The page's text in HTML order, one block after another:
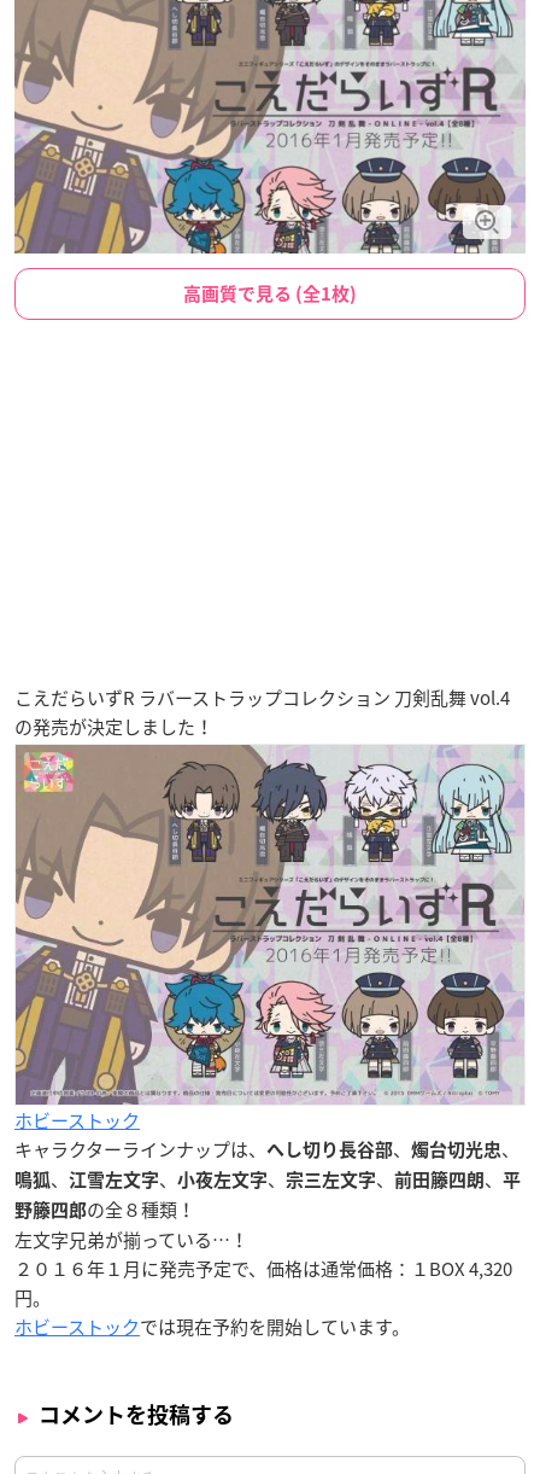
高画質で見る (全1枚)
こえだらいずR ラバーストラップコレクション 刀剣乱舞 vol.4
の発売が決定しました！
ホビーストック
キャラクターラインナップは、
へし切り長谷部、 燭台切光忠、
鳴狐、 江雪左文字、 小夜左文字、 宗三左文字、 前田籐四朗 、
平
野籐四郎の全８種類！
左文字兄弟が揃っている…！
２０１６年１月に発売予定で、価格は通常価格：１BOX 4,320
円。
ホビーストックでは現在予約を開始しています。
コメントを投稿する